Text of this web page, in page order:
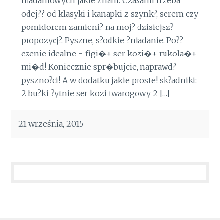
odej?? od klasyki i kanapki z szynk?, serem czy
pomidorem zamieni? na moj? dzisiejsz?
propozycj?. Pyszne, s?odkie ?niadanie. Po??
czenie idealne = figi�+ ser kozi�+ rukola�+
mi�d! Koniecznie spr�bujcie, naprawd?
pyszno?ci! A w dodatku jakie proste! sk?adniki:
2 bu?ki ?ytnie ser kozi twarogowy 2 […]
21 września, 2015